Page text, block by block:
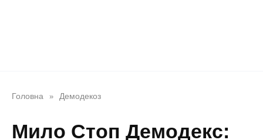
Головна » Демодекоз
Мило Стоп Демодекс: